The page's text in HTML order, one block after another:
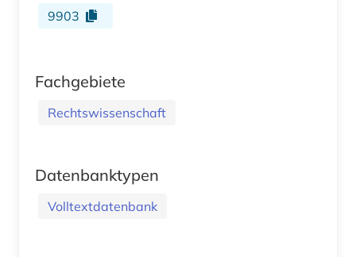
9903
Fachgebiete
Rechtswissenschaft
Datenbanktypen
Volltextdatenbank